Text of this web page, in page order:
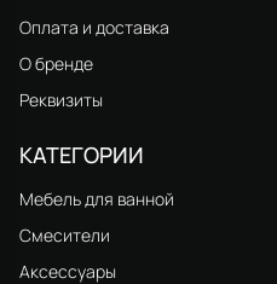
Оплата и доставка
О бренде
Реквизиты
КАТЕГОРИИ
Мебель для ванной
Смесители
Аксессуары